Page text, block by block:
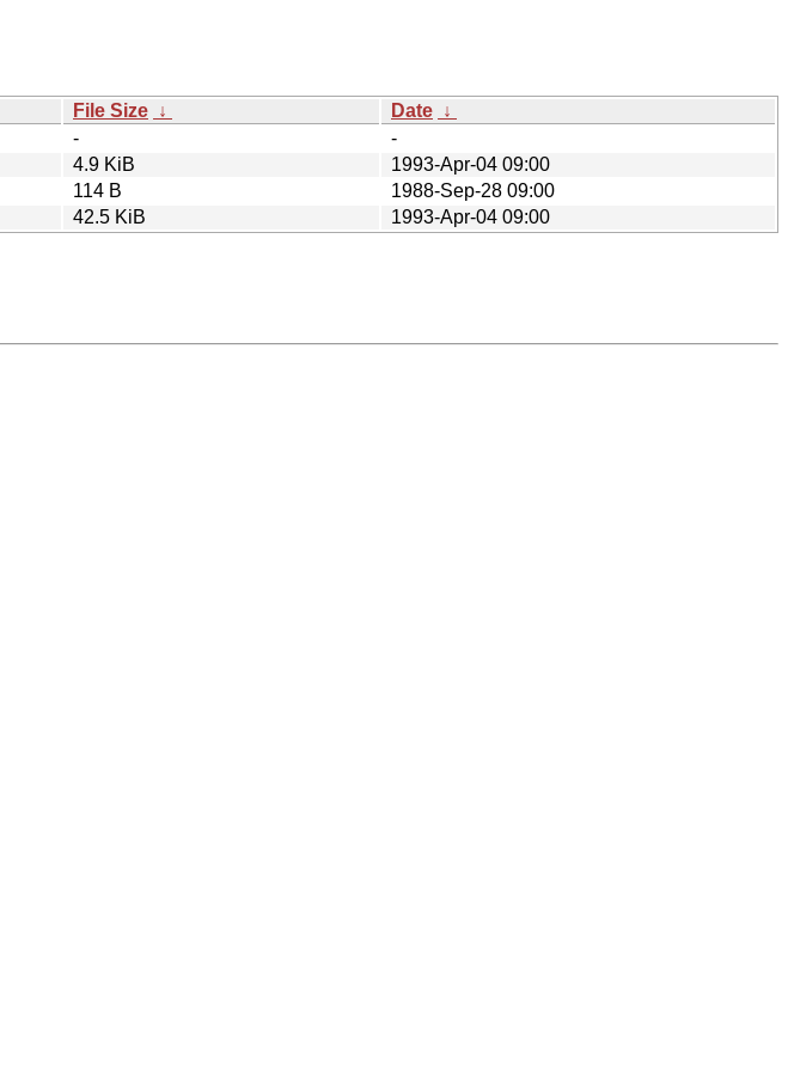
File Size ↓ Date ↓
-
-
4.9 KiB
1993-Apr-04 09:00
114 B
1988-Sep-28 09:00
42.5 KiB 1993-Apr-04 09:00